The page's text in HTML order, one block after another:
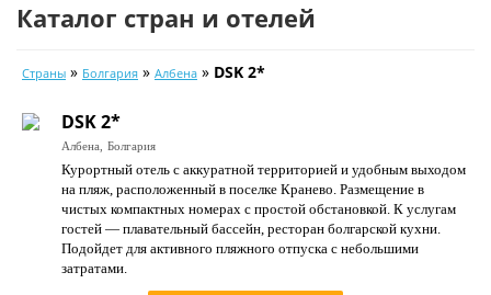
Календарь туров
Цены дня
Страны
Как купить
О нас
Каталог стран и отелей
Страны » Болгария » Албена » DSK 2*
DSK 2*
Албена, Болгария
Курортный отель с аккуратной территорией и удобным выходом
на пляж, расположенный в поселке Кранево. Размещение в
чистых компактных номерах с простой обстановкой. К услугам
гостей — плавательный бассейн, ресторан болгарской кухни.
Подойдет для активного пляжного отпуска с небольшими
затратами.